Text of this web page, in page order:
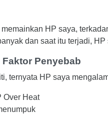
HP saya,
dan saat itu terjadi,
Penyebab
ternyata HP saya
Over Heat